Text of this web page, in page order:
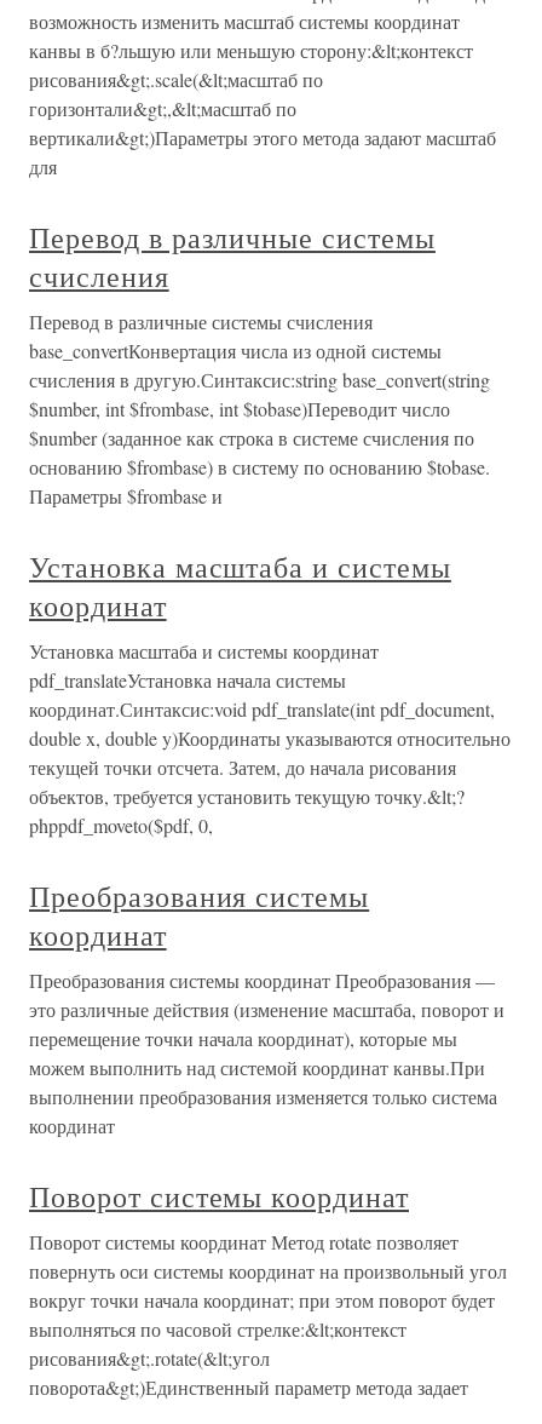
возможность изменить масштаб системы координат
канвы в б?льшую или меньшую сторону:&lt;контекст
рисования&gt;.scale(&lt;масштаб по
горизонтали&gt;,&lt;масштаб по
вертикали&gt;)Параметры этого метода задают масштаб
для
Перевод в различные системы
счисления
Перевод в различные системы счисления
base_convertКонвертация числа из одной системы
счисления в другую.Синтаксис:string base_convert(string
$number, int $frombase, int $tobase)Переводит число
$number (заданное как строка в системе счисления по
основанию $frombase) в систему по основанию $tobase.
Параметры $frombase и
Установка масштаба и системы
координат
Установка масштаба и системы координат
pdf_translateУстановка начала системы
координат.Синтаксис:void pdf_translate(int pdf_document,
double x, double y)Координаты указываются относительно
текущей точки отсчета. Затем, до начала рисования
объектов, требуется установить текущую точку.&lt;?
phppdf_moveto($pdf, 0,
Преобразования системы
координат
Преобразования системы координат Преобразования —
это различные действия (изменение масштаба, поворот и
перемещение точки начала координат), которые мы
можем выполнить над системой координат канвы.При
выполнении преобразования изменяется только система
координат
Поворот системы координат
Поворот системы координат Метод rotate позволяет
повернуть оси системы координат на произвольный угол
вокруг точки начала координат; при этом поворот будет
выполняться по часовой стрелке:&lt;контекст
рисования&gt;.rotate(&lt;угол
поворота&gt;)Единственный параметр метода задает